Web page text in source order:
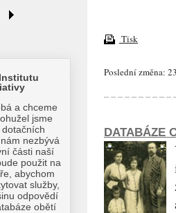
Tisk
Poslední změna:
DATABÁZE